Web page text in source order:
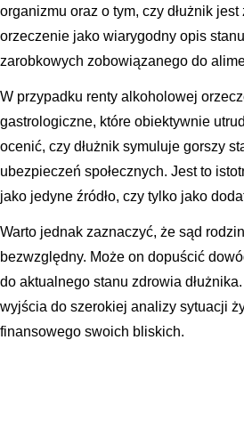
organizmu oraz o tym, czy dłużnik
orzeczenie jako wiarygodny opis
zarobkowych zobowiązanego do
W przypadku renty alkoholowej
gastrologiczne, które obiektywnie
ocenić, czy dłużnik symuluje gorszy
ubezpieczeń społecznych. Jest to
jako jedyne źródło, czy tylko jako
Warto jednak zaznaczyć, że sąd
bezwzględny. Może on dopuścić
do aktualnego stanu zdrowia
wyjścia do szerokiej analizy sytuacji
finansowego swoich bliskich.